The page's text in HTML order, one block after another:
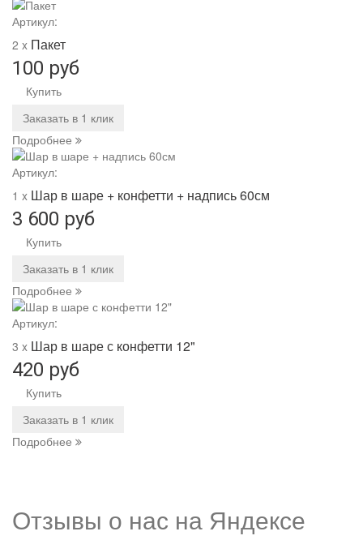
Артикул:
2 x Пакет
100 руб
Купить
Заказать в 1 клик
Подробнее
Артикул:
1 x Шар в шаре + конфетти + надпись 60см
3 600 руб
Купить
Заказать в 1 клик
Подробнее
Артикул:
3 x Шар в шаре с конфетти 12"
420 руб
Купить
Заказать в 1 клик
Подробнее
Отзывы о нас на Яндексе